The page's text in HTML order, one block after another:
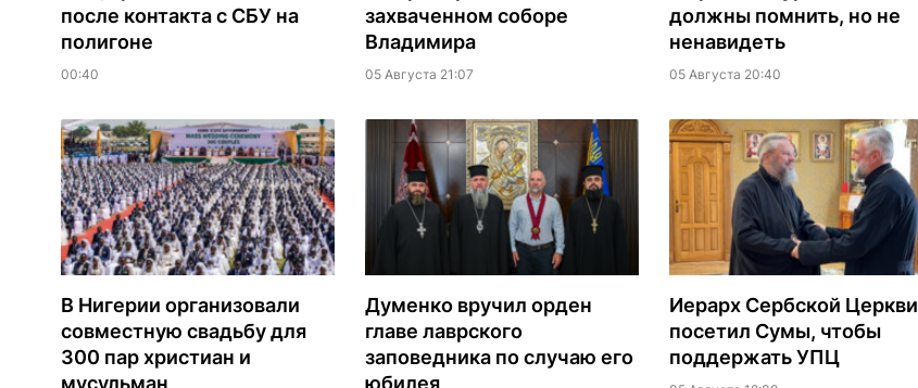
после контакта с СБУ на
полигоне
00:40
захваченном соборе
Владимира
05 Августа 21:07
должны помнить, но не
ненавидеть
05 Августа 20:40
В Нигерии организовали
совместную свадьбу для
300 пар христиан и
мусульман
Думенко вручил орден
главе лаврского
заповедника по случаю его
юбилея
Иерарх Сербской Церкви
посетил Сумы, чтобы
поддержать УПЦ